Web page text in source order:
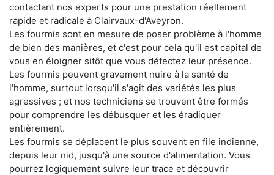
contactant nos experts pour une prestation réellement
rapide et radicale à Clairvaux-d'Aveyron.
Les fourmis sont en mesure de poser problème à l'homme
de bien des manières, et c'est pour cela qu'il est capital de
vous en éloigner sitôt que vous détectez leur présence.
Les fourmis peuvent gravement nuire à la santé de
l'homme, surtout lorsqu'il s'agit des variétés les plus
agressives ; et nos techniciens se trouvent être formés
pour comprendre les débusquer et les éradiquer
entièrement.
Les fourmis se déplacent le plus souvent en file indienne,
depuis leur nid, jusqu'à une source d'alimentation. Vous
pourrez logiquement suivre leur trace et découvrir